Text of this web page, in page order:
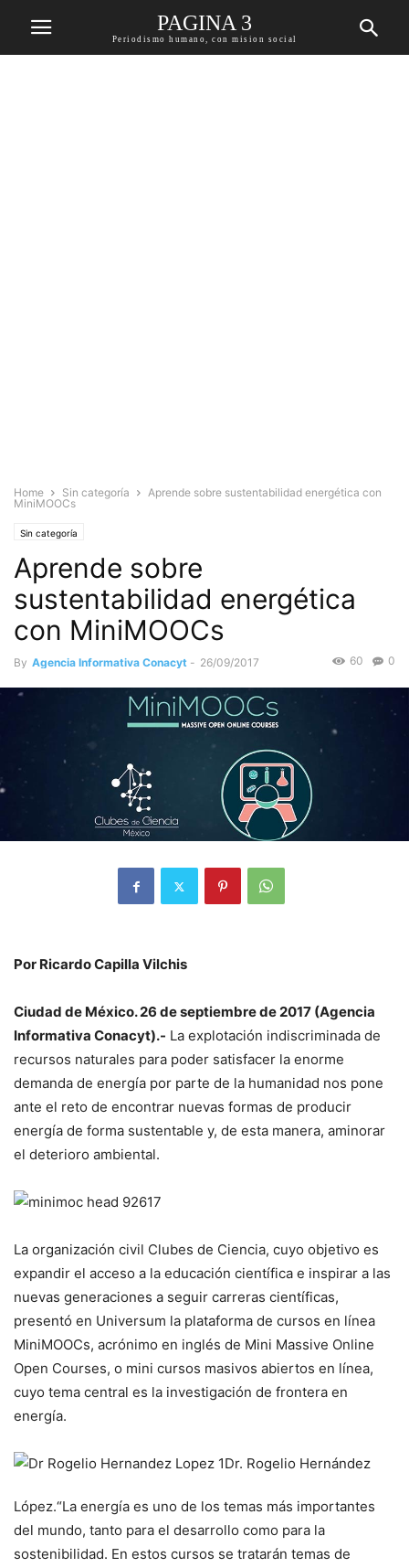
PAGINA 3
Periodismo humano, con mision social
Home Sin categoría
Aprende sobre sustentabilidad energética con
MiniMOOCs
Sin categoría
Aprende sobre
sustentabilidad energética
con MiniMOOCs
By Agencia Informativa Conacyt - 26/09/2017 0
60
Por Ricardo Capilla Vilchis
Ciudad de México. 26 de septiembre de 2017 (Agencia
Informativa Conacyt).- La explotación indiscriminada de
recursos naturales para poder satisfacer la enorme
demanda de energía por parte de la humanidad nos pone
ante el reto de encontrar nuevas formas de producir
energía de forma sustentable y, de esta manera, aminorar
el deterioro ambiental.
La organización civil Clubes de Ciencia, cuyo objetivo es
expandir el acceso a la educación científica e inspirar a las
nuevas generaciones a seguir carreras científicas,
presentó en Universum la plataforma de cursos en línea
MiniMOOCs, acrónimo en inglés de Mini Massive Online
Open Courses, o mini cursos masivos abiertos en línea,
cuyo tema central es la investigación de frontera en
energía.
Dr. Rogelio Hernández
López.“La energía es uno de los temas más importantes
del mundo, tanto para el desarrollo como para la
sostenibilidad. En estos cursos se tratarán temas de